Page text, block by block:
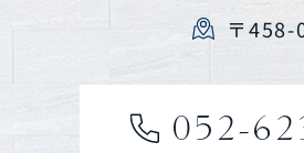
〒458-
052-